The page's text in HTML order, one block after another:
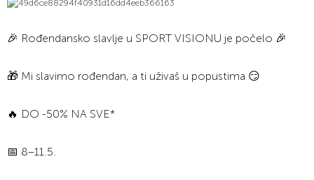
🎉 Rođendansko slavlje u SPORT VISIONU je počelo 🎉
🎁 Mi slavimo rođendan, a ti uživaš u popustima 😏
🔥 DO -50% NA SVE*
📅 8–11.5.